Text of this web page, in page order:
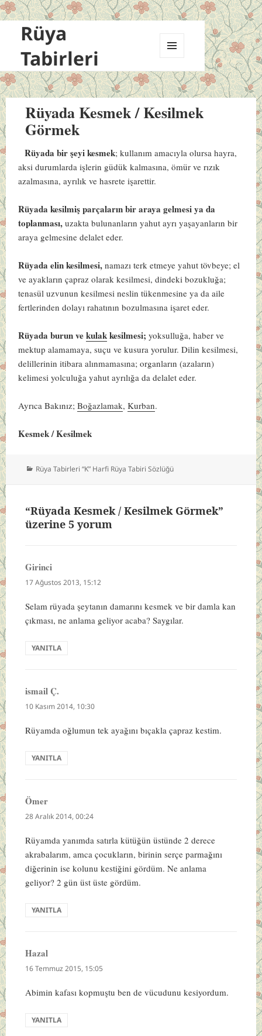
Rüya
Tabirleri
VE
BILEŞENLER
Rüyada Kesmek / Kesilmek
Görmek
Rüyada bir şeyi kesmek; kullanım amacıyla olursa hayra,
aksi durumlarda işlerin güdük kalmasına, ömür ve rızık
azalmasına, ayrılık ve hasrete işarettir.
Rüyada kesilmiş parçaların bir araya gelmesi ya da
toplanması,uzakta bulunanların yahut ayrı yaşayanların bir
araya gelmesine delalet eder.
Rüyada elin kesilmesi, namazı terk etmeye yahut tövbeye; el
ve ayakların çapraz olarak kesilmesi, dindeki bozukluğa;
tenasül uzvunun kesilmesi neslin tükenmesine ya da aile
fertlerinden dolayı rahatının bozulmasına işaret eder.
Rüyada burun vekulakkesilmesi;yoksulluğa, haber ve
mektup alamamaya, suçu ve kusura yorulur. Dilin kesilmesi,
delillerinin itibara alınmamasına; organların (azaların)
kelimesi yolculuğa yahut ayrılığa da delalet eder.
Ayrıca Bakınız;Boğazlamak,Kurban.
Kesmek / Kesilmek
Kategoriler
Rüya Tabirleri “K” Harfi Rüya Tabiri Sözlüğü
“Rüyada Kesmek / Kesilmek Görmek”
üzerine 5 yorum
Girinci
ki:
17 Ağustos 2013, 15:12
Selam rüyada şeytanın damarını kesmek ve bir damla kan
çıkması, ne anlama geliyor acaba? Saygılar.
YANITLA
ismail Ç.
ki:
10 Kasım 2014, 10:30
Rüyamda oğlumun tek ayağını bıçakla çapraz kestim.
YANITLA
Ömerdedi
ki:
28 Aralık 2014, 00:24
Rüyamda yanımda satırla kütüğün üstünde 2 derece
akrabalarım, amca çocukların, birinin serçe parmağını
diğerinin ise kolunu kestiğini gördüm. Ne anlama
geliyor? 2 gün üst üste gördüm.
YANITLA
Hazaldedi
ki:
16 Temmuz 2015, 15:05
Abimin kafası kopmuştu ben de vücudunu kesiyordum.
YANITLA